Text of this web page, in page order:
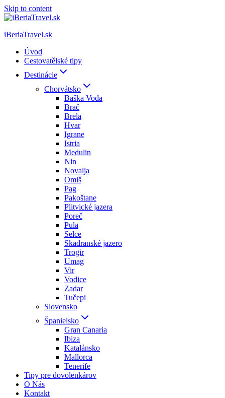
Skip to content
iBeriaTravel.sk
Úvod
Cestovatělské tipy
Destinácie
Chorvátsko
Baška Voda
Brač
Brela
Hvar
Igrane
Istria
Medulin
Nin
Novalja
Omiš
Pag
Pakoštane
Plitvické jazera
Poreč
Pula
Selce
Skadranské jazero
Trogir
Umag
Vir
Vodice
Zadar
Tučepi
Slovensko
Španielsko
Gran Canaria
Ibiza
Katalánsko
Mallorca
Tenerife
Tipy pre dovolenkárov
O Nás
Kontakt